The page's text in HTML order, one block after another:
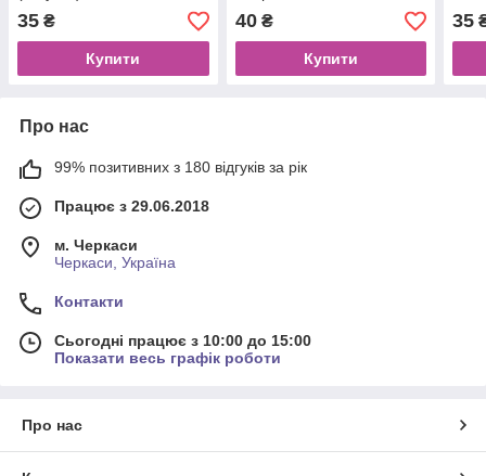
35 ₴
Купити
40₴
Купити
35
Про нас
99% позитивних з 180 відгуків за рік
Працює з 29.06.2018
м. Черкаси
Черкаси, Україна
Контакти
Сьогодні працює з 10:00 до 15:00
Показати весь графік роботи
Про нас